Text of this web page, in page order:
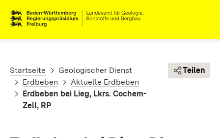
Pfadnavigation
Startseite
Geologischer Dienst
Erdbeben
Aktuelle Erdbeben
Erdbeben bei Lieg, Lkrs. Cochem-
Zell, RP
Teilen